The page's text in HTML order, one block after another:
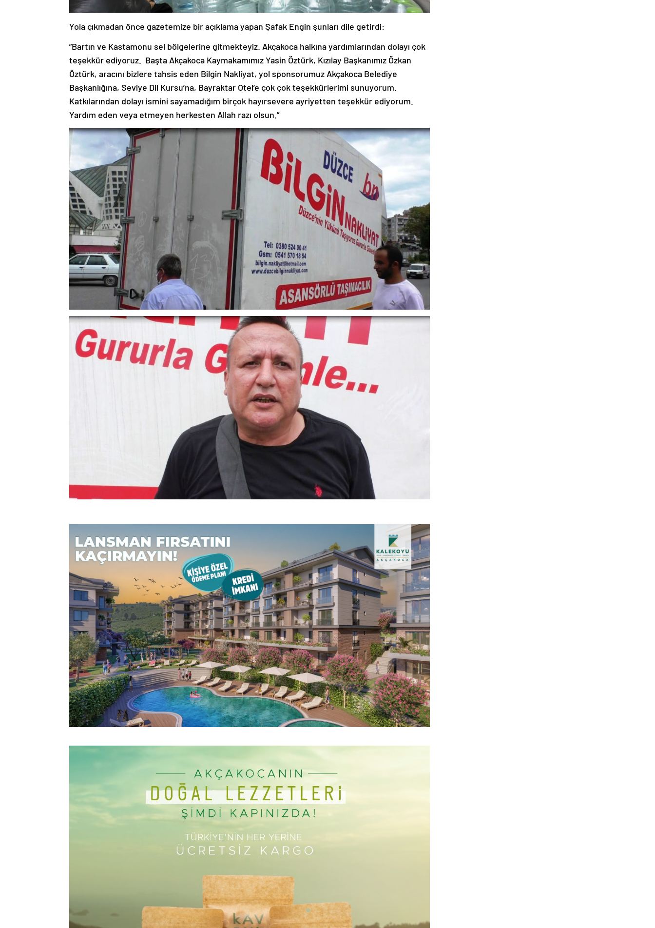
Yola çıkmadan önce gazetemize bir açıklama yapan Şafak Engin şunları dile getirdi:
”Bartın ve Kastamonu sel bölgelerine gitmekteyiz. Akçakoca halkına yardımlarından dolayı çok
teşekkür ediyoruz. Başta Akçakoca Kaymakamımız Yasin Öztürk, Kızılay Başkanımız Özkan
Öztürk, aracını bizlere tahsis eden Bilgin Nakliyat, yol sponsorumuz Akçakoca Belediye
Başkanlığına, Seviye Dil Kursu’na, Bayraktar Otel’e çok çok teşekkürlerimi sunuyorum.
Katkılarından dolayı ismini sayamadığım birçok hayırsevere ayriyetten teşekkür ediyorum.
Yardım eden veya etmeyen herkesten Allah razı olsun.”